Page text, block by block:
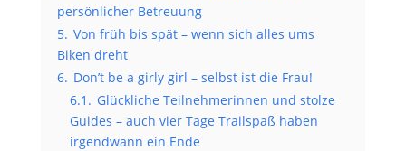
persönlicher Betreuung
5. Von früh bis spät – wenn sich alles ums
Biken dreht
6. Don’t be a girly girl – selbst ist die Frau!
6.1. Glückliche Teilnehmerinnen und stolze
Guides – auch vier Tage Trailspaß haben
irgendwann ein Ende